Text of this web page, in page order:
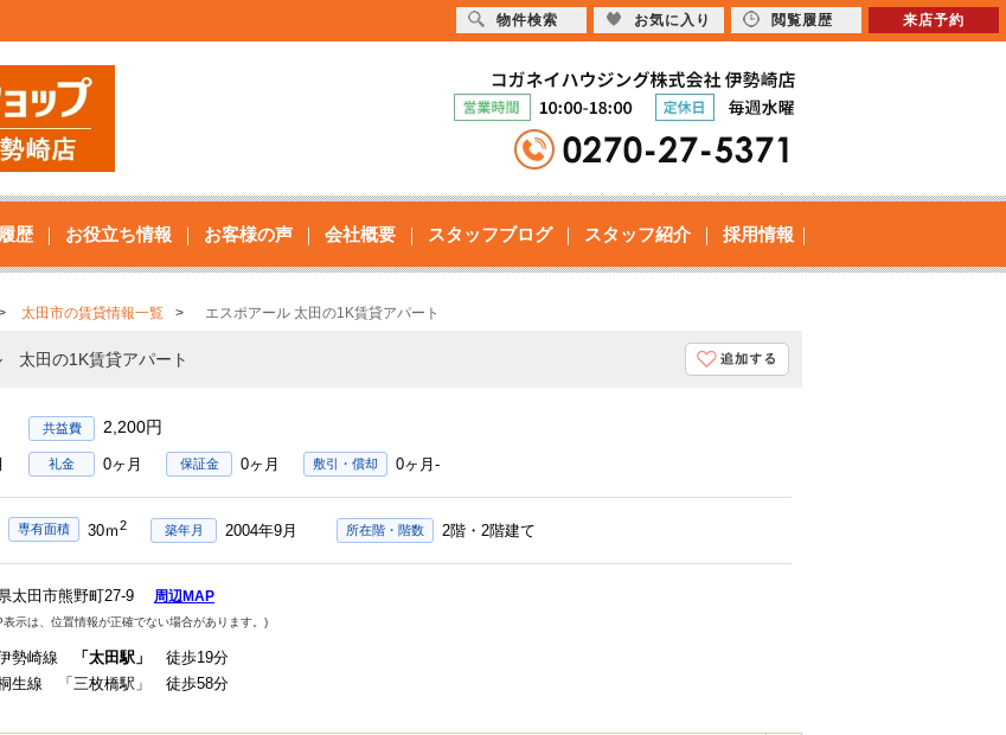
歴 お役立ち情報 お客様の声 会社概要 スタッフブログ スタッフ紹介 採用情報
太田市の賃貸情報一覧 エスポアール 太田の1K賃貸アパート
太田の1K賃貸アパート
2,200円
礼金 0ヶ月 保証金 0ヶ月 敷引・償却 0ヶ月-
専有面積 30ｍ2 築年月 2004年9月 所在階・階数 2階・2階建て
太田市熊野町27-9 周辺MAP
表示は、位置情報が正確でない場合があります。)
勢崎線 「太田駅」
徒歩19分
生線 「三枚橋駅」 徒歩58分
物件検索 お気に入り 閲覧履歴 来店予約